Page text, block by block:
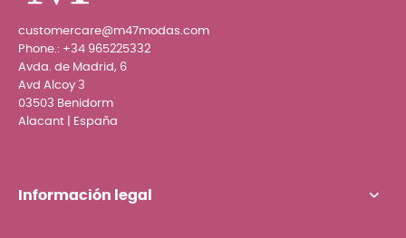
customercare@m47modas.com
Phone.: +34 965225332
Avda. de Madrid, 6
Avd Alcoy 3
03503 Benidorm
Alacant | España
Información legal